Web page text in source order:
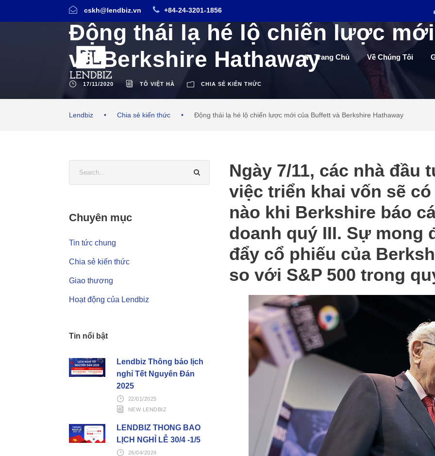
cskh@lendbiz.vn +84-24-3201-1856
Trang Chủ Về Chúng Tôi
Động thái lạ hé lộ chiến lược
và Berkshire Hathaway
17/11/2020 TÔ VIỆT HÀ CHIA SẺ KIẾN THỨC
Lendbiz • Chia sẻ kiến thức • Động thái lạ hé lộ chiến lược mới của Buffett và Berkshire Hathaway
Ngày 7/11, các nhà đầu
việc triển khai vốn sẽ
nào khi Berkshire báo
doanh quý III. Sự mong
đẩy cổ phiếu của
so với S&P 500 trong
Chuyên mục
Tin tức chung
Chia sẻ kiến thức
Giao thương
Hoạt động của Lendbiz
Tin nổi bật
Lendbiz Thông báo lịch
nghỉ Tết Nguyên Đán
2025
22/01/2025
NEW LENDBIZ
LENDBIZ THÔNG BÁO
LỊCH NGHỈ LỄ 30/4 -1/5
26/04/2024